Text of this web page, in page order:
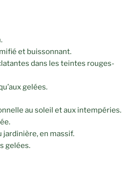
et buissonnant.
dans les teintes rouges-
gelées.
au soleil et aux intempéries.
jardinière, en massif.
gelées.